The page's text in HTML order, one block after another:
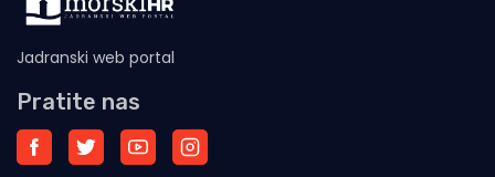
Jadranski web portal
Pratite nas